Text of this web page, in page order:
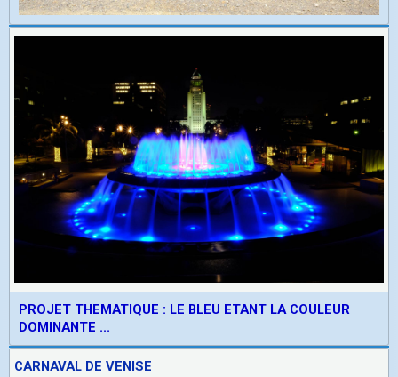
PROJET THEMATIQUE : LE BLEU ETANT LA COULEUR
DOMINANTE ...
CARNAVAL DE VENISE